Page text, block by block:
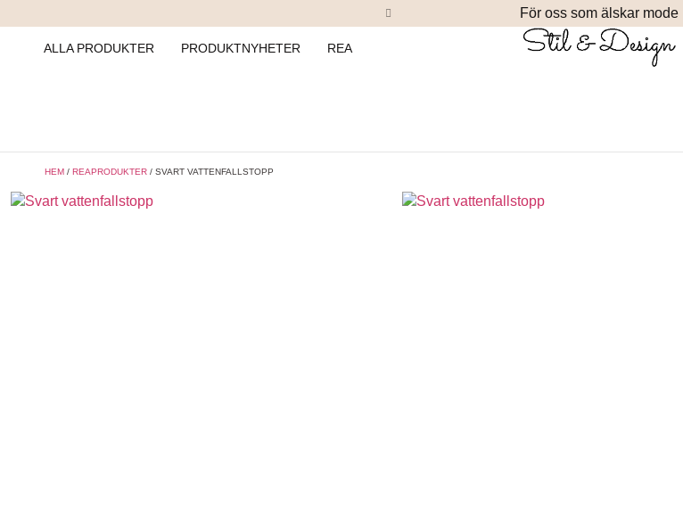
För oss som älskar mode
ALLA PRODUKTER PRODUKTNYHETER REA
HEM / REAPRODUKTER / SVART VATTENFALLSTOPP